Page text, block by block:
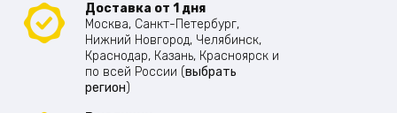
Доставка от 1 дня
Москва, Санкт-Петербург,
Нижний Новгород, Челябинск,
Краснодар, Казань, Красноярск и
по всей России (выбрать
регион)